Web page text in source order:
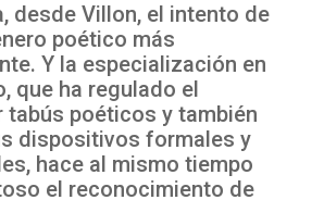
desde Villon, el intento de
poético más
Y la especialización en
que ha regulado el
tabús poéticos y también
dispositivos formales y
hace al mismo tiempo
el reconocimiento de